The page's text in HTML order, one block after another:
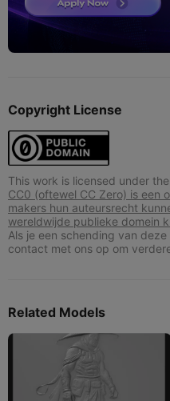
Copyright License
This work is licensed under
CC0 (oftewel CC Zero) is een
makers hun auteursrecht
wereldwijde publieke domein
Als je een schending van
contact met ons op om
Related Models